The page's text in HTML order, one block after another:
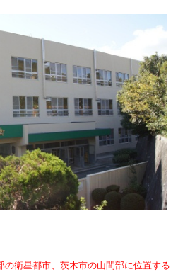
の衛星都市、茨木市の山間部に位置する